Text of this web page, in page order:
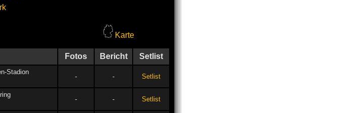
Karte
Fotos Bericht Setlist
Stadion
- - Setlist
- - Setlist